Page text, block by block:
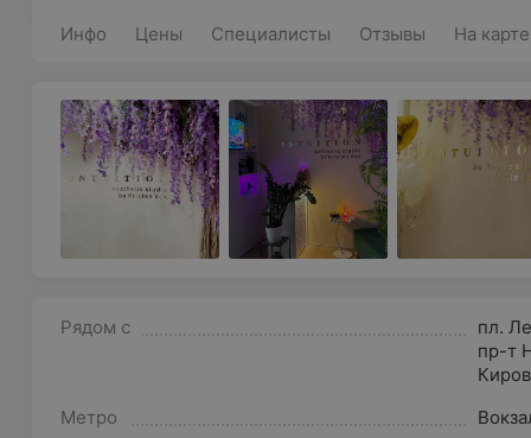
Инфо Цены Специалисты Отзывы На карте
Рядом с пл.
пр-т
Метро